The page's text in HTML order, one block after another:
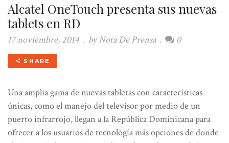
Alcatel OneTouch presenta sus nuevas
tablets en RD
17 noviembre, 2014 . byNota De Prensa . 0
SHARE
Una amplia gama de nuevas tabletas con características
únicas, como el manejo del televisor por medio de un
puerto infrarrojo, llegan a la República Dominicana para
ofrecer a los usuarios de tecnología más opciones de donde